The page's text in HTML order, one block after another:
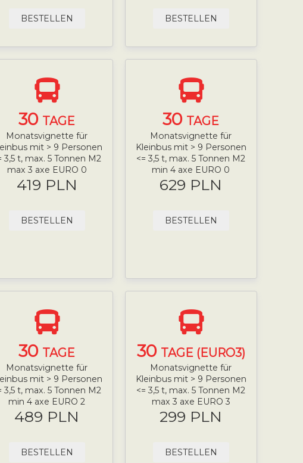
BESTELLEN BESTELLEN
30 TAGE
Monatsvignette für
mit > 9 Personen
3,5 t, max. 5 Tonnen M2
max 3 axe EURO 0
419 PLN
BESTELLEN
30 TAGE
Monatsvignette für
Kleinbus mit > 9 Personen
<= 3,5 t, max. 5 Tonnen M2
min 4 axe EURO 0
629 PLN
BESTELLEN
30 TAGE
Monatsvignette für
mit > 9 Personen
3,5 t, max. 5 Tonnen M2
min 4 axe EURO 2
489 PLN
BESTELLEN
30 TAGE (EURO3)
Monatsvignette für
Kleinbus mit > 9 Personen
<= 3,5 t, max. 5 Tonnen M2
max 3 axe EURO 3
299 PLN
BESTELLEN